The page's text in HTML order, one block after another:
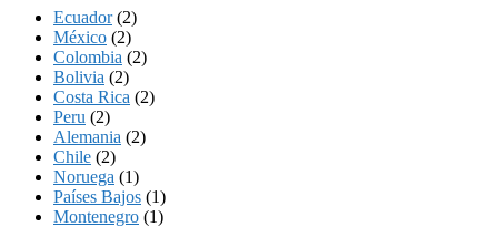
Ecuador(2)
México (2)
Colombia (2)
Bolivia (2)
Costa Rica (2)
Peru (2)
Alemania (2)
Chile (2)
Noruega (1)
Países Bajos (1)
Montenegro (1)